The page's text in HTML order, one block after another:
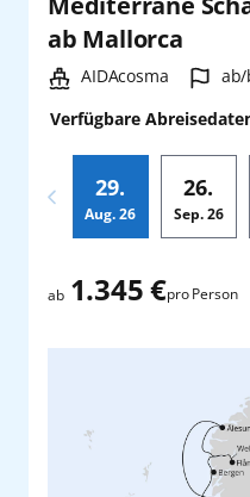
ab Mallorca
Schiff:
AIDAcosma
Verfügbare
29.
Aug. 26
26.
Sep.26
ab 1.345 €pro Person